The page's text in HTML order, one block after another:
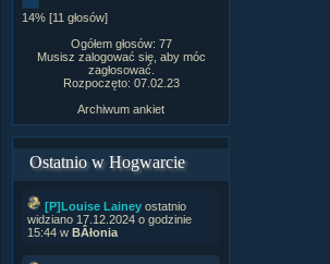
14% [11 głosów]
Ogółem głosów: 77
Musisz zalogować się, aby móc
zagłosować.
Rozpoczęto: 07.02.23
Archiwum ankiet
Ostatnio w Hogwarcie
[P]Louise Lainey ostatnio
widziano 17.12.2024 o godzinie
15:44 w BÂłonia